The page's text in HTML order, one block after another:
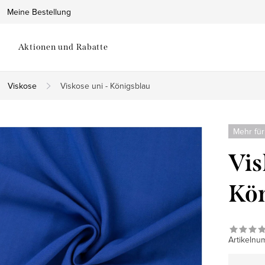
Meine Bestellung
Aktionen und Rabatte
Viskose Viskose uni - Königsblau
Mehr